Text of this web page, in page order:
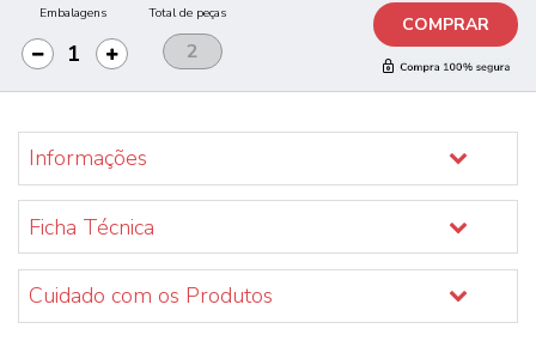
Embalagens Total de peças COMPRAR
Informações
Ficha Técnica
Cuidado com os Produtos